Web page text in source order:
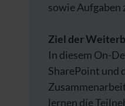
sowie Aufgaben
Ziel der
In diesem On-
SharePoint und
lernen die